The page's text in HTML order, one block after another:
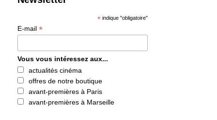
*indique "obligatoire"
E-mail *
Vous vous intéressez aux...
actualités cinéma
offres de notre boutique
avant-premières à Paris
avant-premières à Marseille